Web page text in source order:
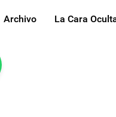
Archivo La Cara